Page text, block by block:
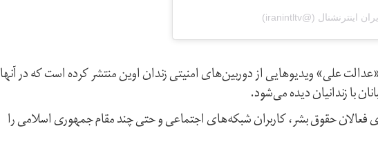
علی» ویدیوهایی از دوربین‌های امنیتی زندان اوین منتشر کرده است که در آنها
با زندانیان دیده می‌شود.
فعالان حقوق بشر، کاربران شبکه‌های اجتماعی و حتی چند مقام جمهوری اسلامی را